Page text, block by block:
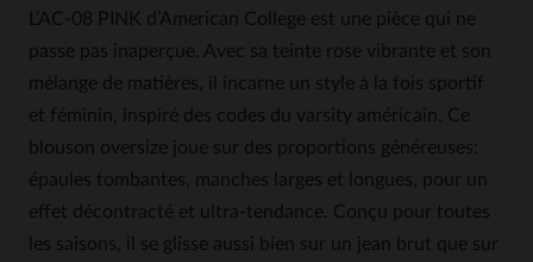
L’AC-08 PINK d’American College est une pièce qui ne
passe pas inaperçue. Avec sa teinte rose vibrante et son
mélange de matières, il incarne un style à la fois sportif
et féminin, inspiré des codes du varsity américain. Ce
blouson oversize joue sur des proportions généreuses:
épaules tombantes, manches larges et longues, pour un
effet décontracté et ultra-tendance. Conçu pour toutes
les saisons, il se glisse aussi bien sur un jean brut que sur